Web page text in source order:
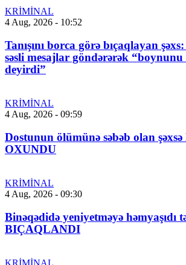
KRİMİNAL
4 Aug, 2026 - 10:52
Tanışını borca görə bıçaqlayan
səsli mesajlar göndərərək “boynunu
deyirdi”
KRİMİNAL
4 Aug, 2026 - 09:59
Dostunun ölümünə səbəb olan
OXUNDU
KRİMİNAL
4 Aug, 2026 - 09:30
Binəqədidə yeniyetməyə həmyaşıdı
BIÇAQLANDI
KRİMİNAL